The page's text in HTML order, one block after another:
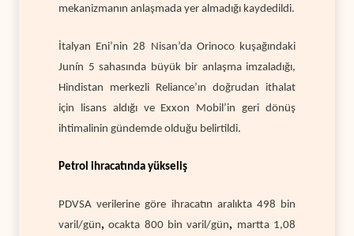
mekanizmanın anlaşmada yer almadığı kaydedildi.
İtalyan Eni’nin 28 Nisan’da Orinoco kuşağındaki
Junín 5 sahasında büyük bir anlaşma imzaladığı,
Hindistan merkezli Reliance’ın doğrudan ithalat
için lisans aldığı ve Exxon Mobil’in geri dönüş
ihtimalinin gündemde olduğu belirtildi.
Petrol ihracatında yükseliş
PDVSA verilerine göre ihracatın aralıkta 498 bin
varil/gün,ocakta 800 bin varil/gün, martta 1,08